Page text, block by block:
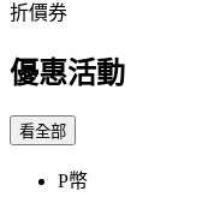
折價券
優惠活動
看全部
P幣